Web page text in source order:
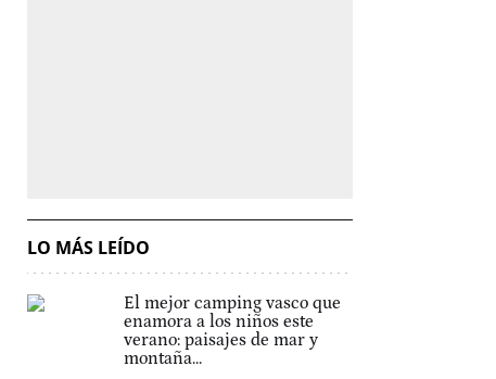
LO MÁS LEÍDO
El mejor camping vasco que
enamora a los niños este
verano: paisajes de mar y
montaña...